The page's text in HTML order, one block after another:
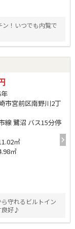
！いつでも内覧で
市宮前区南野川2丁
線 鷺沼 バス15分停
㎡
㎡
守れるビルトイン
良好♪